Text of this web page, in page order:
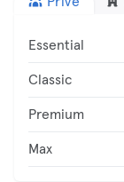
Essential
Classic
Premium
Max